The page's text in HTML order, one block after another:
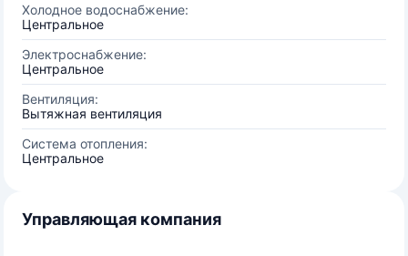
Холодное водоснабжение:
Центральное
Электроснабжение:
Центральное
Вентиляция:
Вытяжная вентиляция
Система отопления:
Центральное
Управляющая компания